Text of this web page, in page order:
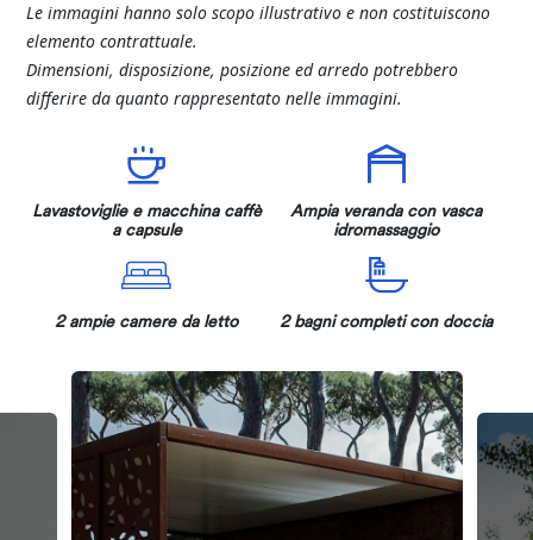
Le immagini hanno solo scopo illustrativo e non costituiscono
elemento contrattuale.
Dimensioni, disposizione, posizione ed arredo potrebbero
differire da quanto rappresentato nelle immagini.
Lavastoviglie e macchina caffè
a capsule
Ampia veranda con vasca
idromassaggio
2 ampie camere da letto 2 bagni completi con doccia